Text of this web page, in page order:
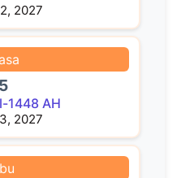
2027
1448 AH
2027